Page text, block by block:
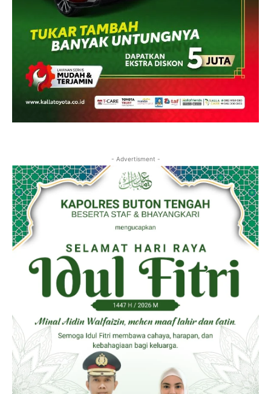
- Advertisment -